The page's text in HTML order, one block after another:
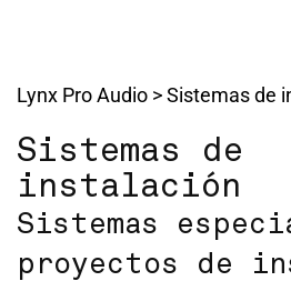
Lynx Pro Audio >Sistemas de
Sistemas de
instalación
Sistemas
proyectos de